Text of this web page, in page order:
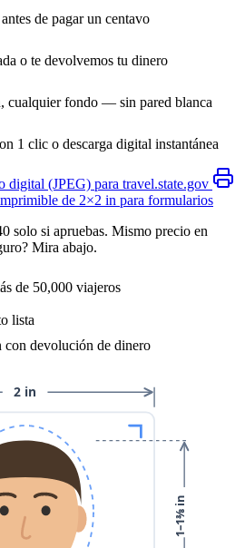
de pagar un centavo
o te devolvemos tu dinero
cualquier fondo — sin pared blanca
1 clic o descarga digital instantánea
digital (JPEG) para travel.state.gov
de 2×2 in para formularios
solo si apruebas. Mismo precio en
Mira abajo.
de 50,000 viajeros
lista
con devolución de dinero
2 in
1–1⅜ in